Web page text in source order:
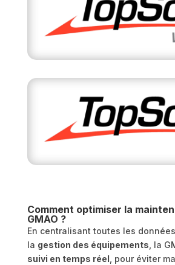
Comment optimiser la
GMAO ?
En centralisant toutes les
la gestion des équipements , la
suivi en temps réel , pour éviter